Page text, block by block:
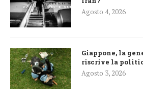
Agosto 4, 2026
Giappone, la
riscrive la
Agosto 3, 2026